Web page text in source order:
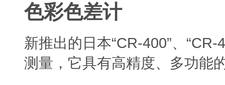
色彩色差计
新推出的日本“CR-400”、 “CR-
测量，它具有高精度、多功能